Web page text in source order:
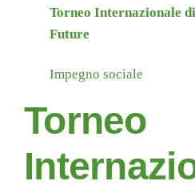
Torneo Internazionale
Future
Impegno sociale
Torneo